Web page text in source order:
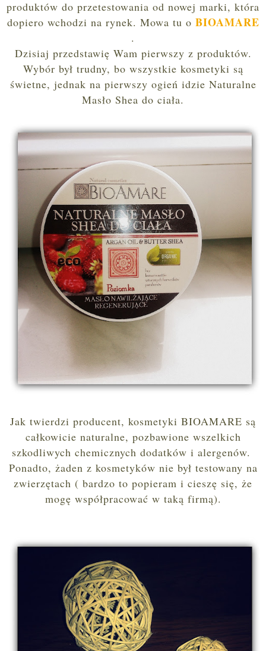
produktów do przetestowania od nowej marki, która
dopiero wchodzi na rynek. Mowa tu o BIOAMARE
.
Dzisiaj przedstawię Wam pierwszy z produktów.
Wybór był trudny, bo wszystkie kosmetyki są
świetne, jednak na pierwszy ogień idzie Naturalne
Masło Shea do ciała.
Jak twierdzi producent, kosmetyki BIOAMARE są
całkowicie naturalne, pozbawione wszelkich
szkodliwych chemicznych dodatków i alergenów.
Ponadto, żaden z kosmetyków nie był testowany na
zwierzętach ( bardzo to popieram i cieszę się, że
mogę współpracować w taką firmą).